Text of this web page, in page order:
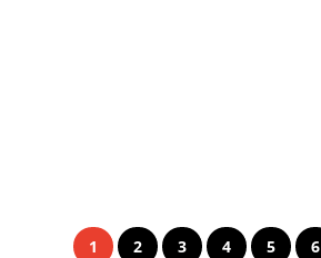
1 2 3 4 5 6